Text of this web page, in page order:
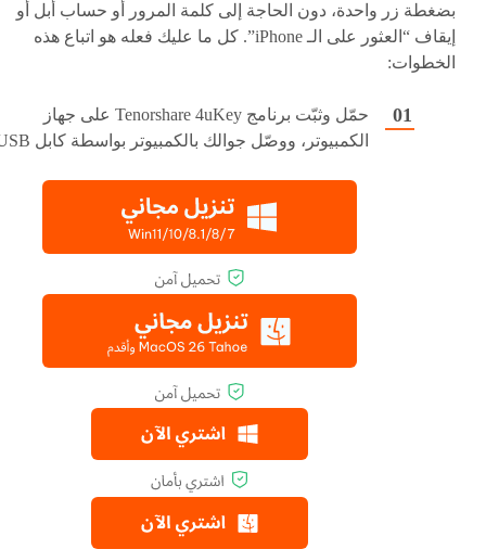
بضغطة زر واحدة، دون الحاجة إلى كلمة المرور أو حساب أبل أو
إيقاف “العثور على الـ iPhone”. كل ما عليك فعله هو اتباع هذه
الخطوات:
حمّل وثبّت برنامج Tenorshare 4uKey على جهاز
الكمبيوتر، ووصّل جوالك بالكمبيوتر بواسطة كابل USB.